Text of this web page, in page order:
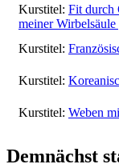
Kurstitel: Fit durch
meiner
Kurstitel:
Kurstitel:
Kurstitel: Weben
Demnächst